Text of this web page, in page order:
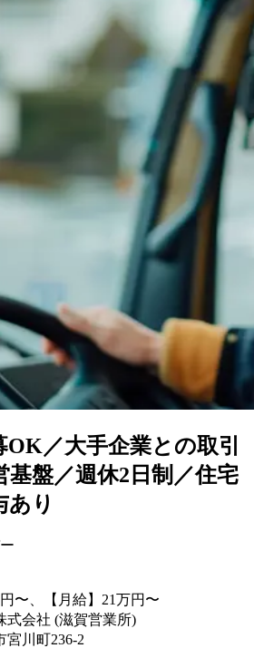
／大手企業との取引
基盤／週休2日制／住宅
あり
円〜、【月給】21万円〜
式会社 (滋賀営業所)
宮川町236-2